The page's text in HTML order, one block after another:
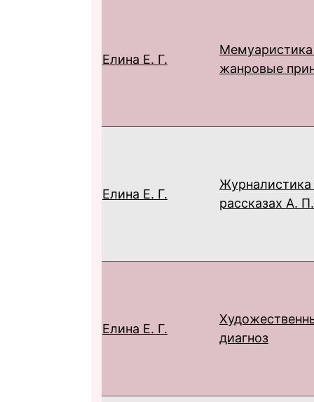
Елина Е. Г.
жанровые
Елина Е. Г.
рассказах А.
Елина Е. Г.
диагноз